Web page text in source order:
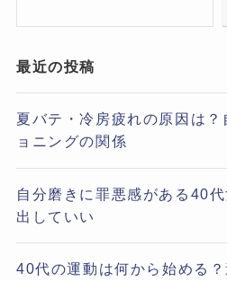
最近の投稿
夏バテ・冷房疲れの原因は
ョニングの関係
自分磨きに罪悪感がある40
出していい
40代の運動は何から始める